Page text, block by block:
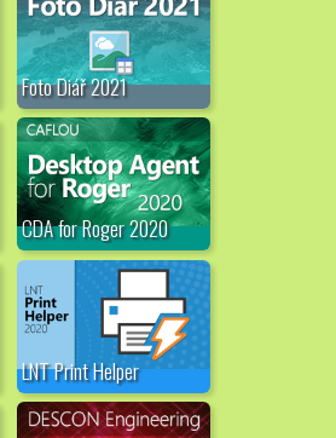
Foto Diář 2021
CDA for Roger 2020
LNT Print Helper